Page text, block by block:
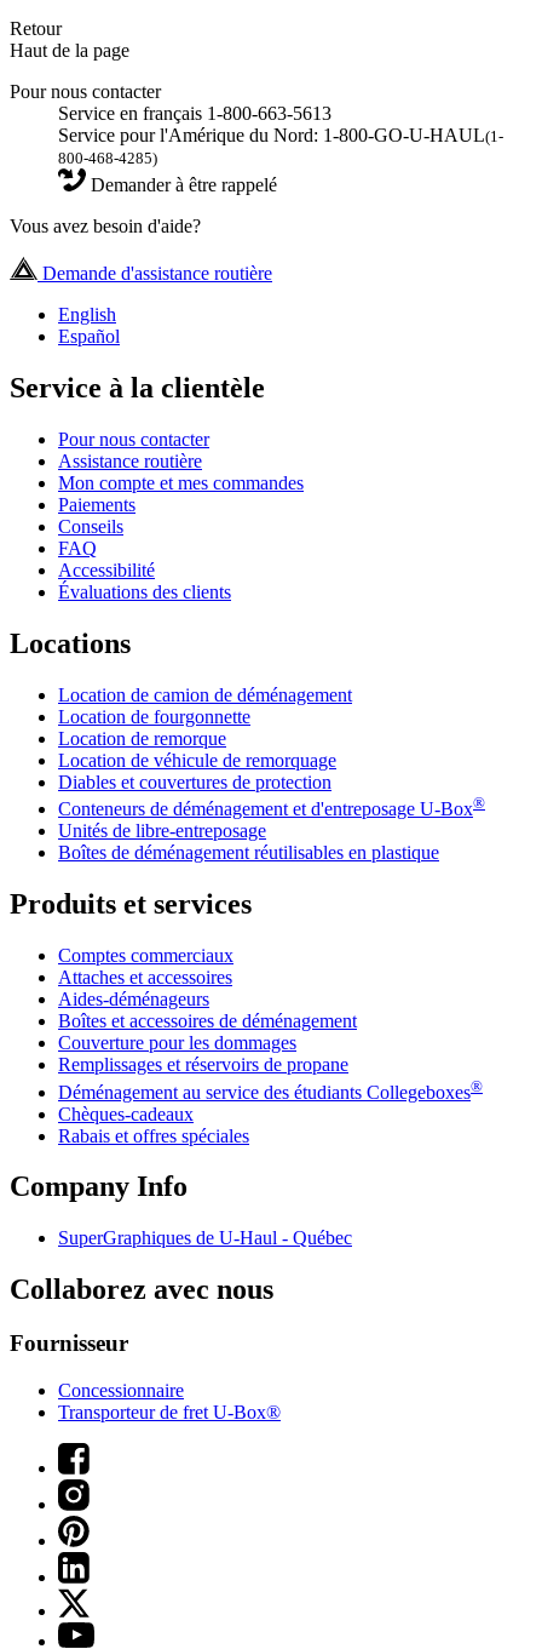
Retour
Haut de la page
Pour nous contacter
Service en français 1-800-663-5613
Service pour l'Amérique du Nord: 1-800-GO-U-HAUL(1-
800-468-4285)
Demander à être rappelé
Vous avez besoin d'aide?
Demande d'assistance routière
English
Español
Service à la clientèle
Pour nous contacter
Assistance routière
Mon compte et mes commandes
Paiements
Conseils
FAQ
Accessibilité
Évaluations des clients
Locations
Location de camion de déménagement
Location de fourgonnette
Location de remorque
Location de véhicule de remorquage
Diables et couvertures de protection
Conteneurs de déménagement et d'entreposage U-Box®
Unités de libre-entreposage
Boîtes de déménagement réutilisables en plastique
Produits et services
Comptes commerciaux
Attaches et accessoires
Aides-déménageurs
Boîtes et accessoires de déménagement
Couverture pour les dommages
Remplissages et réservoirs de propane
Déménagement au service des étudiants Collegeboxes®
Chèques-cadeaux
Rabais et offres spéciales
Company Info
SuperGraphiques de U-Haul - Québec
Collaborez avec nous
Fournisseur
Concessionnaire
Transporteur de fret U-Box®